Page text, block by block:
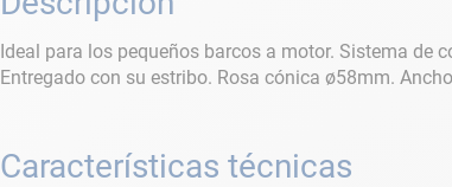
Ideal para los pequeños barcos a motor. Sistema de
Entregado con su estribo. Rosa cónica ø58mm.
Características técnicas